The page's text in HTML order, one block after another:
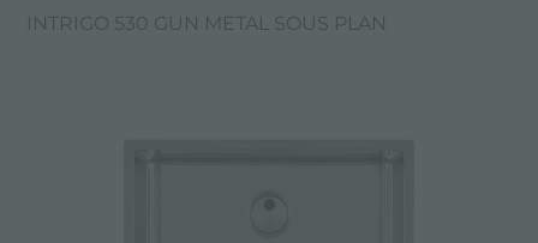
INTRIGO 530 GUN METAL SOUS PLAN